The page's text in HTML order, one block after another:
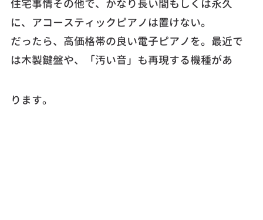
住宅事情その他で、かなり長い間もしくは永久
に、アコースティックピアノは置けない。
だったら、高価格帯の良い電子ピアノを。最近で
は木製鍵盤や、「汚い音」も再現する機種があ
ります。